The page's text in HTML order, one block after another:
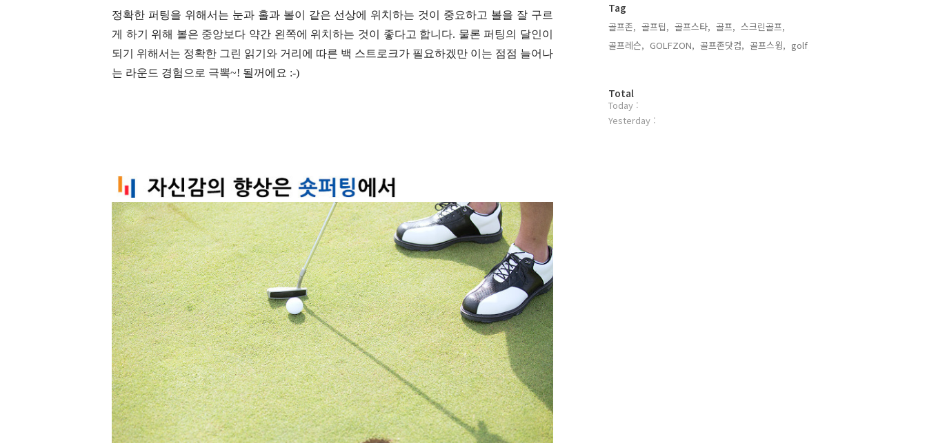
정확한 퍼팅을 위해서는 눈과 홀과 볼이 같은 선상에 위치하는 것이 중요하고 볼을 잘 구르
게 하기 위해 볼은 중앙보다 약간 왼쪽에 위치하는 것이 좋다고 합니다. 물론 퍼팅의 달인이
되기 위해서는 정확한 그린 읽기와 거리에 따른 백 스트로크가 필요하겠만 이는 점점 늘어나
는 라운드 경험으로 극뽁~! 될꺼에요 :-)
Tag
골프존, 골프팁, 골프스타, 골프, 스크린골프,
골프레슨, GOLFZON, 골프존닷컴, 골프스윙, golf,
방
문
자
Total
Today :
Yesterday :